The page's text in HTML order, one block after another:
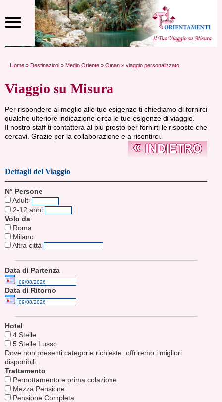
Home » Destinazioni » Medio Oriente » Oman » viaggio personalizzato
Viaggio su Misura
Per rispondere al meglio alle tue esigenze ti chiediamo di fornirci
qualche ulteriore indicazione circa le tue esigenze di viaggio.
Il nostro staff ti contatterà al più presto per fornirti le risposte che
cercavi. Grazie per la collaborazione e a risentirci.
Dettagli del Viaggio
N° Persone
Adulti
2-12 anni
Volo da
Roma
Milano
Altra città
Data di Partenza
Data di Ritorno
Hotel
4 Stelle
5 Stelle Lusso
Dove non presenti categorie richieste, offriremo i migliori
disponibili.
Trattamento
Pernottamento e prima colazione
Mezza Pensione
Pensione Completa